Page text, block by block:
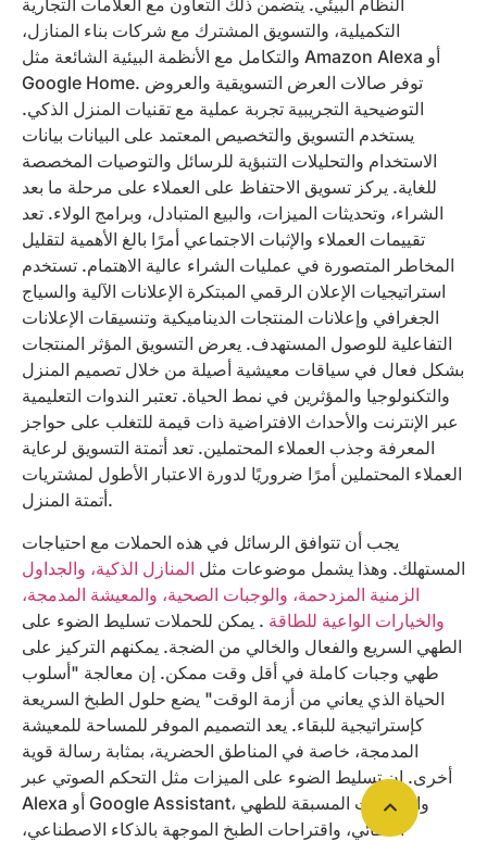
النظام البيئي. يتضمن ذلك التعاون مع العلامات التجارية
التكميلية، والتسويق المشترك مع شركات بناء المنازل،
والتكامل مع الأنظمة البيئية الشائعة مثل Amazon Alexa أو
Google Home. توفر صالات العرض التسويقية والعروض
التوضيحية التجريبية تجربة عملية مع تقنيات المنزل الذكي.
يستخدم التسويق والتخصيص المعتمد على البيانات بيانات
الاستخدام والتحليلات التنبؤية للرسائل والتوصيات المخصصة
للغاية. يركز تسويق الاحتفاظ على العملاء على مرحلة ما بعد
الشراء، وتحديثات الميزات، والبيع المتبادل، وبرامج الولاء. تعد
تقييمات العملاء والإثبات الاجتماعي أمرًا بالغ الأهمية لتقليل
المخاطر المتصورة في عمليات الشراء عالية الاهتمام. تستخدم
استراتيجيات الإعلان الرقمي المبتكرة الإعلانات الآلية والسياج
الجغرافي وإعلانات المنتجات الديناميكية وتنسيقات الإعلانات
التفاعلية للوصول المستهدف. يعرض التسويق المؤثر المنتجات
بشكل فعال في سياقات معيشية أصيلة من خلال تصميم المنزل
والتكنولوجيا والمؤثرين في نمط الحياة. تعتبر الندوات التعليمية
عبر الإنترنت والأحداث الافتراضية ذات قيمة للتغلب على حواجز
المعرفة وجذب العملاء المحتملين. تعد أتمتة التسويق لرعاية
العملاء المحتملين أمرًا ضروريًا لدورة الاعتبار الأطول لمشتريات
أتمتة المنزل.
يجب أن تتوافق الرسائل في هذه الحملات مع احتياجات
المستهلك. وهذا يشمل موضوعات مثل المنازل الذكية، والجداول
الزمنية المزدحمة، والوجبات الصحية، والمعيشة المدمجة،
والخيارات الواعية للطاقة . يمكن للحملات تسليط الضوء على
الطهي السريع والفعال والخالي من الضجة. يمكنهم التركيز على
طهي وجبات كاملة في أقل وقت ممكن. إن معالجة "أسلوب
الحياة الذي يعاني من أزمة الوقت" يضع حلول الطبخ السريعة
كإستراتيجية للبقاء. يعد التصميم الموفر للمساحة للمعيشة
المدمجة، خاصة في المناطق الحضرية، بمثابة رسالة قوية
أخرى. إن تسليط الضوء على الميزات مثل التحكم الصوتي عبر
Alexa أو Google Assistant، والإعدادات المسبقة للطهي
التلقائي، واقتراحات الطبخ الموجهة بالذكاء الاصطناعي،